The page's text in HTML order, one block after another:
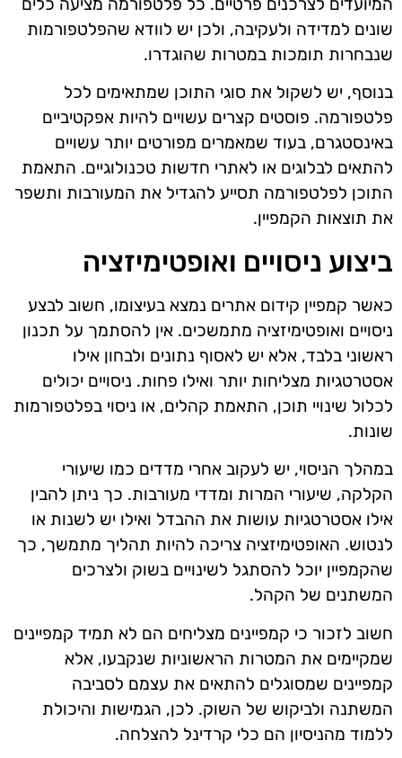
שונים למדידה ולעקיבה, ולכן יש לוודא שהפלטפורמות
שנבחרות תומכות במטרות שהוגדרו.
בנוסף, יש לשקול את סוגי התוכן שמתאימים לכל
פלטפורמה. פוסטים קצרים עשויים להיות אפקטיביים
באינסטגרם, בעוד שמאמרים מפורטים יותר עשויים
להתאים לבלוגים או לאתרי חדשות טכנולוגיים. התאמת
התוכן לפלטפורמה תסייע להגדיל את המעורבות ותשפר
את תוצאות הקמפיין.
ביצוע ניסויים ואופטימיזציה
כאשר קמפיין קידום אתרים נמצא בעיצומו, חשוב לבצע
ניסויים ואופטימיזציה מתמשכים. אין להסתמך על תכנון
ראשוני בלבד, אלא יש לאסוף נתונים ולבחון אילו
אסטרטגיות מצליחות יותר ואילו פחות. ניסויים יכולים
לכלול שינויי תוכן, התאמת קהלים, או ניסוי בפלטפורמות
שונות.
במהלך הניסוי, יש לעקוב אחרי מדדים כמו שיעורי
הקלקה, שיעורי המרות ומדדי מעורבות. כך ניתן להבין
אילו אסטרטגיות עושות את ההבדל ואילו יש לשנות או
לנטוש. האופטימיזציה צריכה להיות תהליך מתמשך, כך
שהקמפיין יוכל להסתגל לשינויים בשוק ולצרכים
המשתנים של הקהל.
חשוב לזכור כי קמפיינים מצליחים הם לא תמיד קמפיינים
שמקיימים את המטרות הראשוניות שנקבעו, אלא
קמפיינים שמסוגלים להתאים את עצמם לסביבה
המשתנה ולביקוש של השוק. לכן, הגמישות והיכולת
ללמוד מהניסיון הם כלי קרדינל להצלחה.